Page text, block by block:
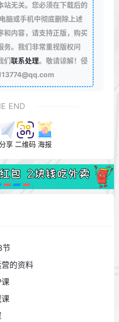
站无关。您必须在下载后的
脑或手机中彻底删除上述
和内容，请支持正版，购买
务。我们非常重视版权问
们联系处理。敬请谅解！侵
END
享 二维码 海报
节
的资料